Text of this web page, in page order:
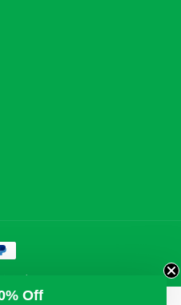
t/a UKMEDI
Off